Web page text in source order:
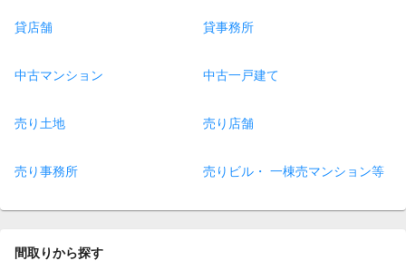
貸店舗 貸事務所
中古マンション 中古一戸建て
売り土地 売り店舗
売り事務所 売りビル・ 一棟売マンション等
間取りから探す